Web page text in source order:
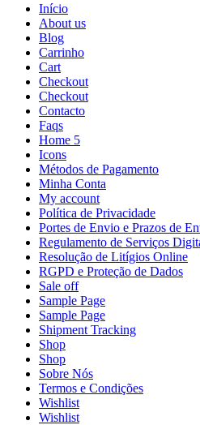
Início
About us
Blog
Carrinho
Cart
Checkout
Checkout
Contacto
Faqs
Home 5
Icons
Métodos de Pagamento
Minha Conta
My account
Política de Privacidade
Portes de Envio e Prazos de
Regulamento de Serviços
Resolução de Litígios Online
RGPD e Proteção de Dados
Sale off
Sample Page
Sample Page
Shipment Tracking
Shop
Shop
Sobre Nós
Termos e Condições
Wishlist
Wishlist